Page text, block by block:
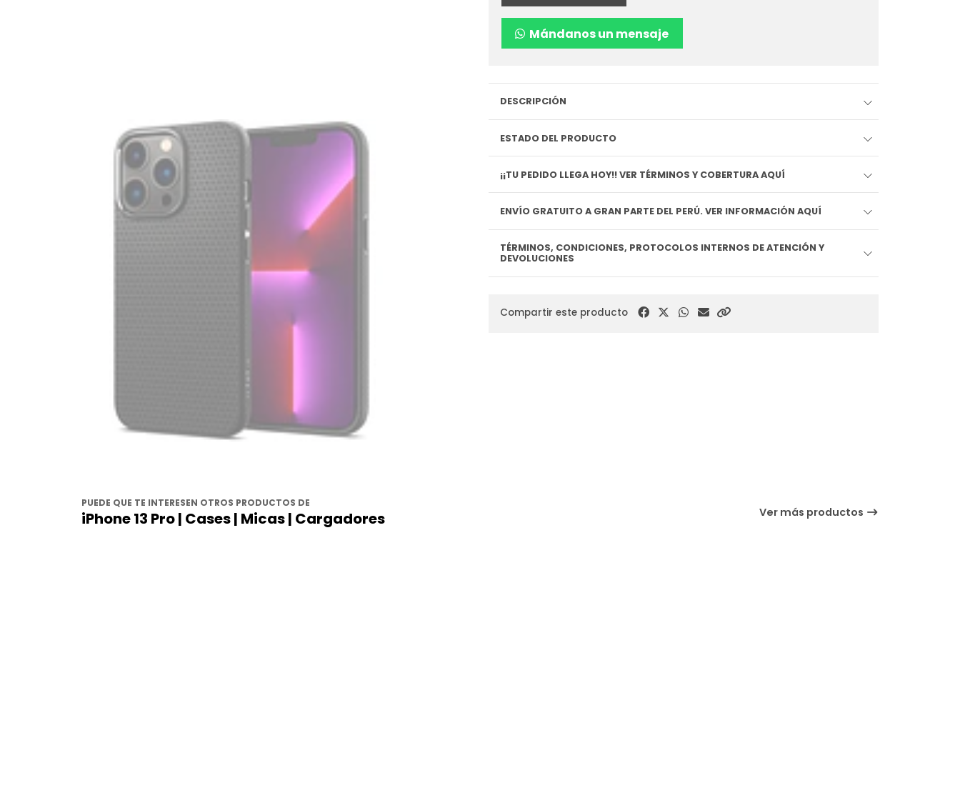
Mándanos un mensaje
DESCRIPCIÓN
ESTADO DEL PRODUCTO
¡¡TU PEDIDO LLEGA HOY!! VER TÉRMINOS Y COBERTURA AQUÍ
ENVÍO GRATUITO A GRAN PARTE DEL PERÚ. VER INFORMACIÓN AQUÍ
TÉRMINOS, CONDICIONES, PROTOCOLOS INTERNOS DE ATENCIÓN Y
DEVOLUCIONES
Compartir este producto
PUEDE QUE TE INTERESEN OTROS PRODUCTOS DE
iPhone 13 Pro | Cases | Micas | Cargadores Ver más productos